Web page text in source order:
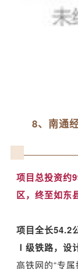
8、 南通
项目总投资约
区，终至如东
项目全长54.2
Ⅰ级铁路，设
高铁网的“专